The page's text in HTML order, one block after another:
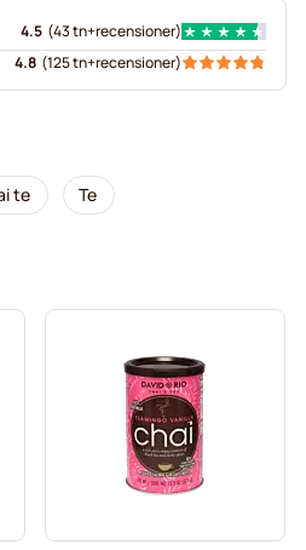
4.5 (43 tn+recensioner)
4.8 (125 tn+recensioner)
te Te